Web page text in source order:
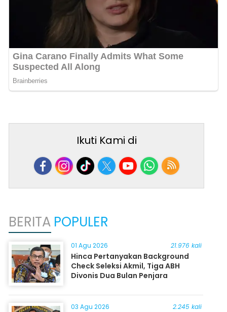
Ikuti Kami di
BERITA POPULER
01 Agu 2026 21.976 kali
Hinca Pertanyakan Background
Check Seleksi Akmil, Tiga ABH
Divonis Dua Bulan Penjara
03 Agu 2026 2.245 kali